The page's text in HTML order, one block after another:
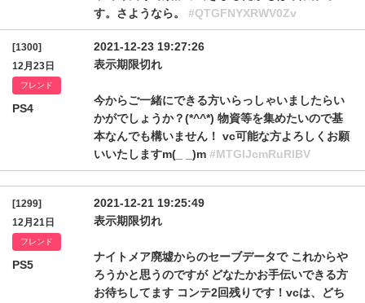
す。さようなら。 #QTGFNYXRWV0Zv
[1300]
12月23日
フレンド
PS4
2021-12-23 19:27:26
表示期限切れ
今からご一緒にできる方いらっしゃいましたらい
かがでしょうか？(*^^*) 物資等を集めたいので基
本なんでも構いません！ vc可能な方よろしくお願
いいたしますm(_ _)m #MTGlJcmRuRlBV
[1299]
12月21日
フレンド
PS5
2021-12-21 19:25:49
表示期限切れ
ナイトメア廃墟からのセーブデータで これからや
ろうかと思うのですが どなたかお手伝いできる方
お待ちしてます コンテ2回残りです！vcは、どち